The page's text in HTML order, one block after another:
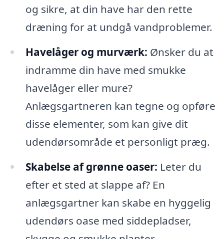
og sikre, at din have har den rette
dræning for at undgå vandproblemer.
Havelåger og murværk: Ønsker du at
indramme din have med smukke
havelåger eller mure?
Anlægsgartneren kan tegne og opføre
disse elementer, som kan give dit
udendørsområde et personligt præg.
Skabelse af grønne oaser: Leter du
efter et sted at slappe af? En
anlægsgartner kan skabe en hyggelig
udendørs oase med siddepladser,